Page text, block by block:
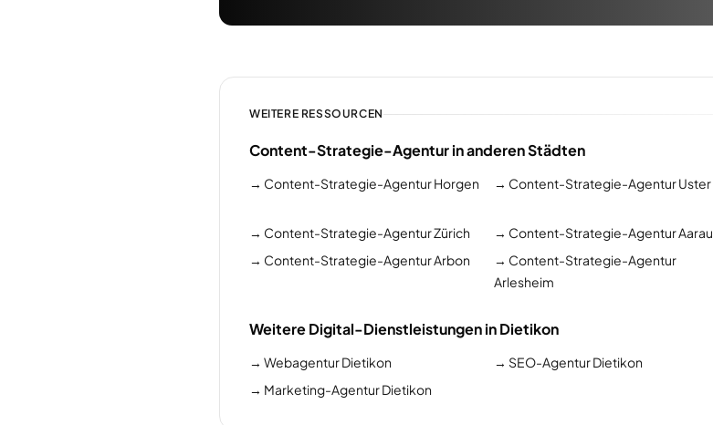
WEITERE RESSOURCEN
Content-Strategie-Agentur in anderen Städten
→ Content-Strategie-Agentur Horgen → Content-Strategie-Agentur Uster
→ Content-Strategie-Agentur Zürich → Content-Strategie-Agentur Aarau
→ Content-Strategie-Agentur Arbon → Content-Strategie-Agentur
Arlesheim
Weitere Digital-Dienstleistungen in Dietikon
→ Webagentur Dietikon → SEO-Agentur Dietikon
→ Marketing-Agentur Dietikon